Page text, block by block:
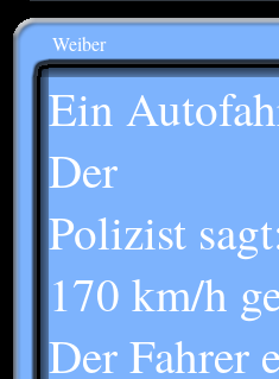
Weiber
Ein
Der
Polizist
170 km/h
Der Fahrer